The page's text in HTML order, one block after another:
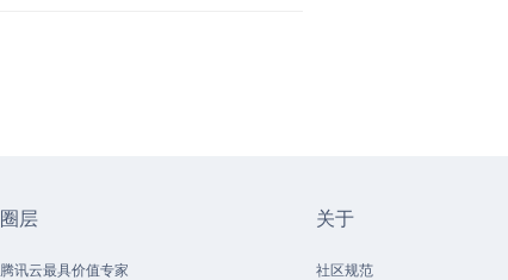
圈层
腾讯云最具价值专家
关于
社区规范